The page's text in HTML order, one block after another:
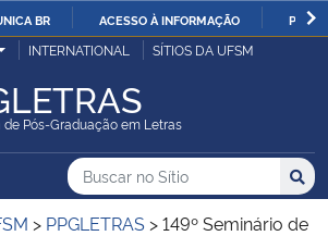
IR
O
BR ACESSO À INFORMAÇÃO
Pública
INTERNATIONAL SÍTIOS DA UFSM
de Pós-Graduação em Letras
do Sítio
Busca
Buscar no no Sítio
Busca:
> PPGLETRAS >149º Seminário de